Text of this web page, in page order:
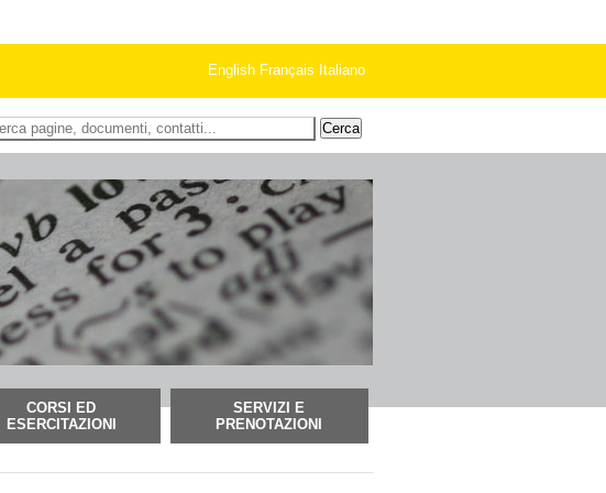
English Français Italiano
il termine di ricerca
CORSI ED
ESERCITAZIONI
SERVIZI E
PRENOTAZIONI